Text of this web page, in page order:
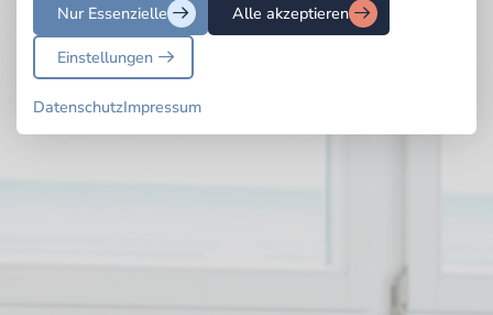
Alle akzeptieren
Nur Essenzielle
Einstellungen
DatenschutzImpressum